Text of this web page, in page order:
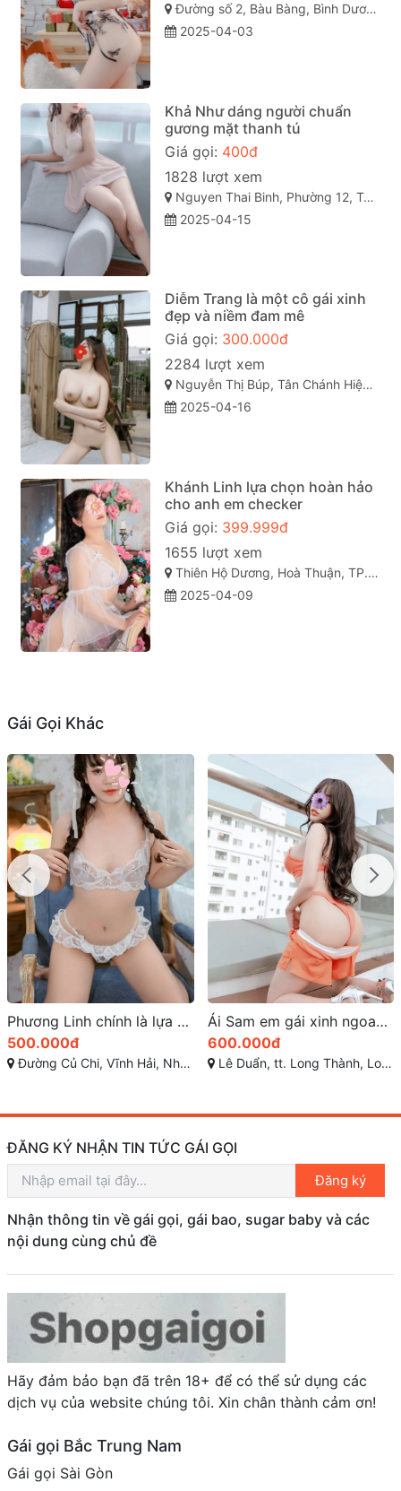
Đường số 2, Bàu Bàng, Bình Dương
2025-04-03
Khả Như dáng người chuẩn
gương mặt thanh tú
Giá gọi: 400đ
1828 lượt xem
Nguyen Thai Binh, Phường 12, Tân Bình, Thành phố Hồ Chí Minh
2025-04-15
Diễm Trang là một cô gái xinh
đẹp và niềm đam mê
Giá gọi: 300.000đ
2284 lượt xem
Nguyễn Thị Búp, Tân Chánh Hiệp, Quận 12, Thành phố Hồ Chí Minh
2025-04-16
Khánh Linh lựa chọn hoàn hảo
cho anh em checker
Giá gọi: 399.999đ
1655 lượt xem
Thiên Hộ Dương, Hoà Thuận, TP. Cao Lãnh, Đồng Tháp
2025-04-09
Gái Gọi Khác
Ái Sam em gái xinh ngoan thân hình nóng bỏng
600.000đ
Lê Duẩn, tt. Long Thành, Long Thành, Đồng Nai
Diệu Quyên Ngọt Ngào Làm Tình Đỉnh
600.000đ
Trần Phú, Cái Khế, Ninh Kiều, Cần Thơ
ĐĂNG KÝ NHẬN TIN TỨC GÁI GỌI
Đăng ký
Nhận thông tin về gái gọi, gái bao, sugar baby và các
nội dung cùng chủ đề
Hãy đảm bảo bạn đã trên 18+ để có thể sử dụng các
dịch vụ của website chúng tôi. Xin chân thành cảm ơn!
Gái gọi Bắc Trung Nam
Gái gọi Sài Gòn